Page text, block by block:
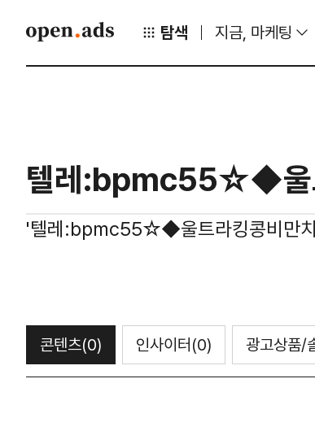
탐색 지금, 마케팅
'텔레:bpmc55☆◆울트라킹콩비만치
콘텐츠(0) 인사이터 (0) 광고상품/